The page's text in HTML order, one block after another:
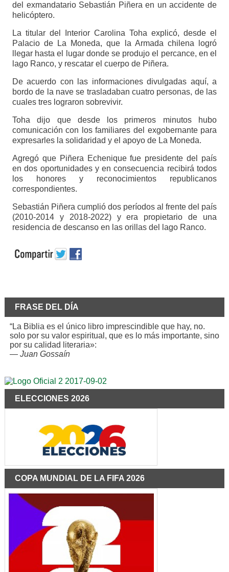
del exmandatario Sebastián Piñera en un accidente de
helicóptero.
La titular del Interior Carolina Toha explicó, desde el
Palacio de La Moneda, que la Armada chilena logró
llegar hasta el lugar donde se produjo el percance, en el
lago Ranco, y rescatar el cuerpo de Piñera.
De acuerdo con las informaciones divulgadas aquí, a
bordo de la nave se trasladaban cuatro personas, de las
cuales tres lograron sobrevivir.
Toha dijo que desde los primeros minutos hubo
comunicación con los familiares del exgobernante para
expresarles la solidaridad y el apoyo de La Moneda.
Agregó que Piñera Echenique fue presidente del país
en dos oportunidades y en consecuencia recibirá todos
los honores y reconocimientos republicanos
correspondientes.
Sebastián Piñera cumplió dos períodos al frente del país
(2010-2014 y 2018-2022) y era propietario de una
residencia de descanso en las orillas del lago Ranco.
FRASE DEL DÍA
“La Biblia es el único libro imprescindible que hay, no.
solo por su valor espiritual, que es lo más importante, sino
por su calidad literaria»:
— Juan Gossaín
ELECCIONES 2026
COPA MUNDIAL DE LA FIFA 2026